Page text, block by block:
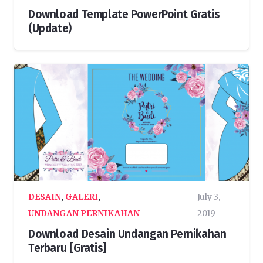
Download Template PowerPoint Gratis
(Update)
DESAIN, GALERI,
UNDANGAN PERNIKAHAN
July 3,
2019
Download Desain Undangan Pernikahan
Terbaru [Gratis]